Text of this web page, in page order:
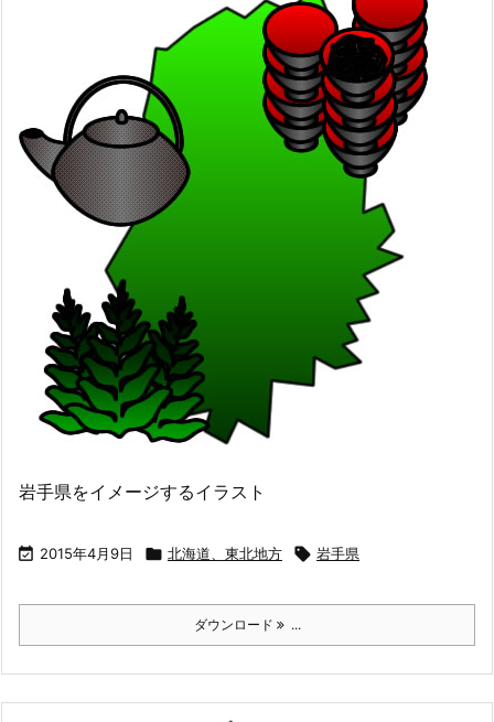
岩手県をイメージするイラスト
 2015年4月9日  北海道、東北地方  岩手県
ダウンロード ...